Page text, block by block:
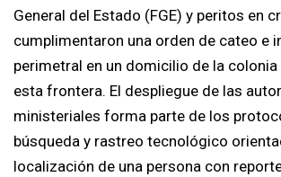
General del Estado (FGE) y peritos en
cumplimentaron una orden de cateo e
perimetral en un domicilio de la colonia
esta frontera. El despliegue de las
ministeriales forma parte de los
búsqueda y rastreo tecnológico
localización de una persona con